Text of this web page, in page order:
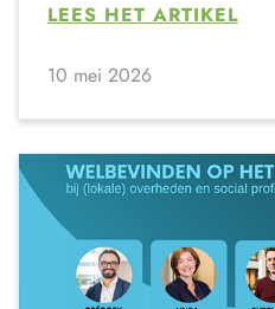
LEES HET ARTIKEL
10 mei 2026